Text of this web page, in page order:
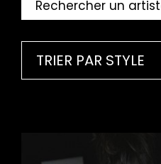
TRIER PAR STYLE